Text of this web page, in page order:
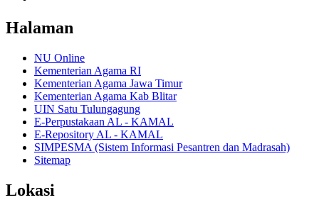
Halaman
NU Online
Kementerian Agama RI
Kementerian Agama Jawa Timur
Kementerian Agama Kab Blitar
UIN Satu Tulungagung
E-Perpustakaan AL - KAMAL
E-Repository AL - KAMAL
SIMPESMA (Sistem Informasi Pesantren dan Madrasah)
Sitemap
Lokasi